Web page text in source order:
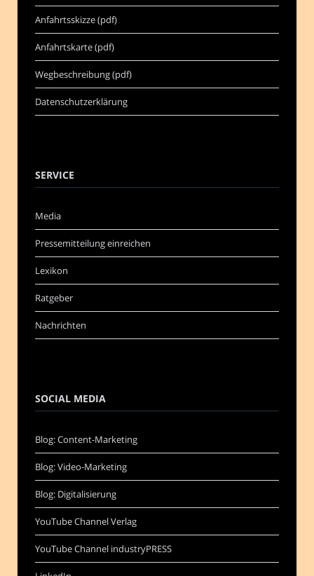
Anfahrtsskizze (pdf)
Anfahrtskarte (pdf)
Wegbeschreibung (pdf)
Datenschutzerklärung
SERVICE
Media
Pressemitteilung einreichen
Lexikon
Ratgeber
Nachrichten
SOCIAL MEDIA
Blog: Content-Marketing
Blog: Video-Marketing
Blog: Digitalisierung
YouTube Channel Verlag
YouTube Channel industryPRESS